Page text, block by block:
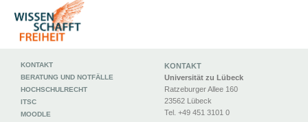
KONTAKT
Universität zu Lübeck
Ratzeburger Allee 160
23562 Lübeck
Tel. +49 451 3101 0
KONTAKT
BERATUNG UND NOTFÄLLE
HOCHSCHULRECHT
ITSC
MOODLE